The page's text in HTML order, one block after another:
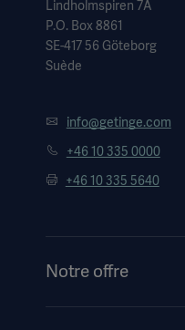
Lindholmspiren 7A
P.O. Box 8861
SE-417 56 Göteborg
Suède
info@getinge.com
+46 10 335 0000
+46 10 335 5640
Notre offre